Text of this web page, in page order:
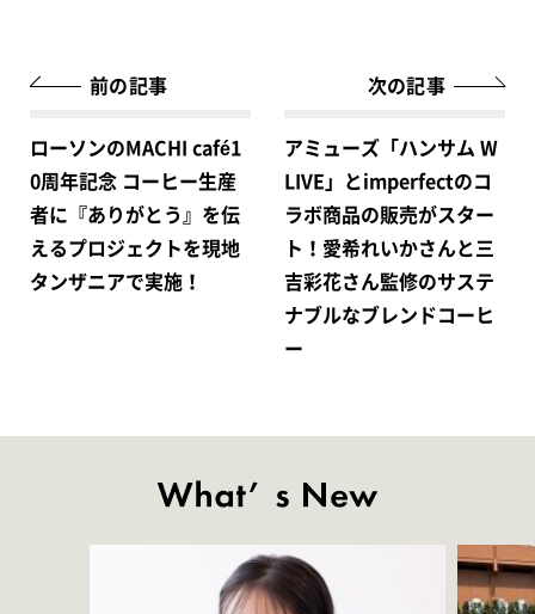
前の記事
ローソンのMACHI café1
0周年記念 コーヒー生産
者に『ありがとう』を伝
えるプロジェクトを現地
タンザニアで実施！
次の記事
アミューズ「ハンサム W
LIVE」とimperfectのコ
ラボ商品の販売がスター
ト！愛希れいかさんと三
吉彩花さん監修のサステ
ナブルなブレンドコーヒ
ー